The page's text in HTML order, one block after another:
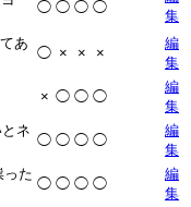
◯ ◯ ◯ ◯
集
あ
◯ × × ×
編
集
× ◯ ◯ ◯
編
集
ネ
◯ ◯ ◯ ◯
編
集
た
◯ ◯ ◯ ◯
編
集